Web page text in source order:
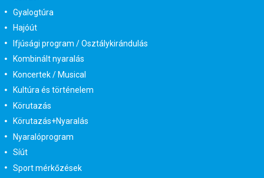
Gyalogtúra
Hajóút
Ifjúsági program / Osztálykirándulás
Kombinált nyaralás
Koncertek / Musical
Kultúra és történelem
Körutazás
Körutazás+Nyaralás
Nyaralóprogram
Síút
Sport mérkőzések